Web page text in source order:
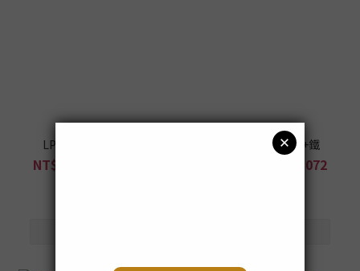
LP專利350億益生菌
NT$489 ~ NT$2,392
天然酵母女性B群+鐵
NT$419 ~ NT$2,072